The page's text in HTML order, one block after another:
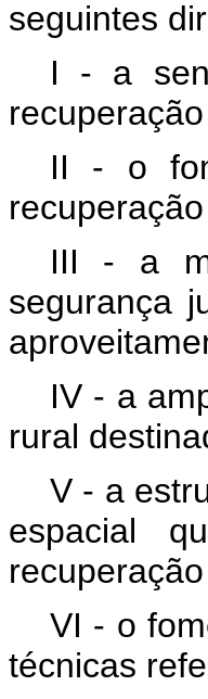
seguintes
I - a
II - o
III - a
segurança
IV - a
rural
V - a
espacial
VI - o
técnicas